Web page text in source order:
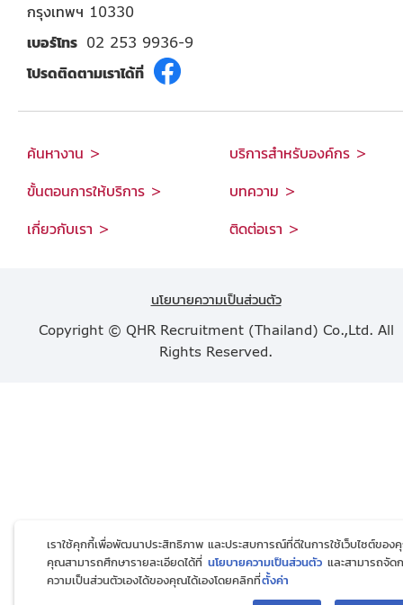
กรุงเทพฯ 10330
เบอร์โทร 02 253 9936-9
โปรดติดตามเราได้ที่
ค้นหางาน > บริการสำหรับองค์กร >
ขั้นตอนการให้บริการ > บทความ >
เกี่ยวกับเรา > ติดต่อเรา >
นโยบายความเป็นส่วนตัว
Copyright © QHR Recruitment (Thailand) Co.,Ltd. All
Rights Reserved.
เราใช้คุกกี้เพื่อพัฒนาประสิทธิภาพ และประสบการณ์ที่ดีในการใช้เว็บไซต์ของ
คุณสามารถศึกษารายละเอียดได้ที่ นโยบายความเป็นส่วนตัว และสามารถจัด
ความเป็นส่วนตัวเองได้ของคุณได้เองโดยคลิกที่ตั้งค่า